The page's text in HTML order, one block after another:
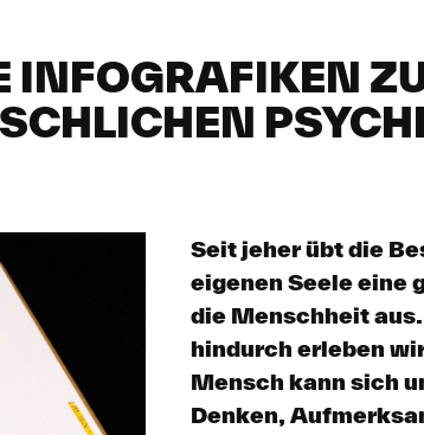
INFOGRAFIKEN
Seit jeher übt die
eigenen Seele eine
die Menschheit
hindurch erleben
Mensch kann sich
Denken,